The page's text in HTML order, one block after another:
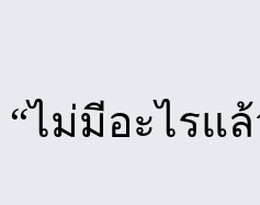
“ไม่มีอะไรแ